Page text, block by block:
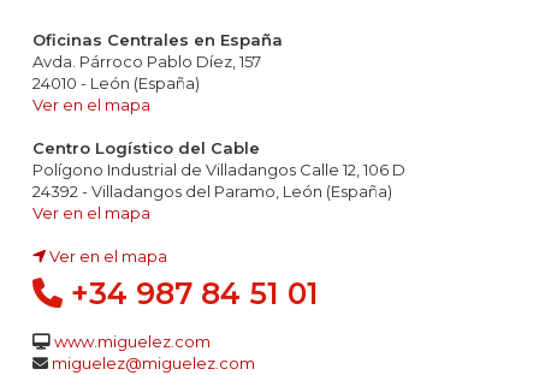
Oficinas Centrales en España
Avda. Párroco Pablo Díez, 157
24010 - León (España)
Ver en el mapa
Centro Logístico del Cable
Polígono Industrial de Villadangos Calle 12, 106 D
24392 - Villadangos del Paramo, León (España)
Ver en el mapa
Ver en el mapa
+34 987 84 51 01
www.miguelez.com
miguelez@miguelez.com